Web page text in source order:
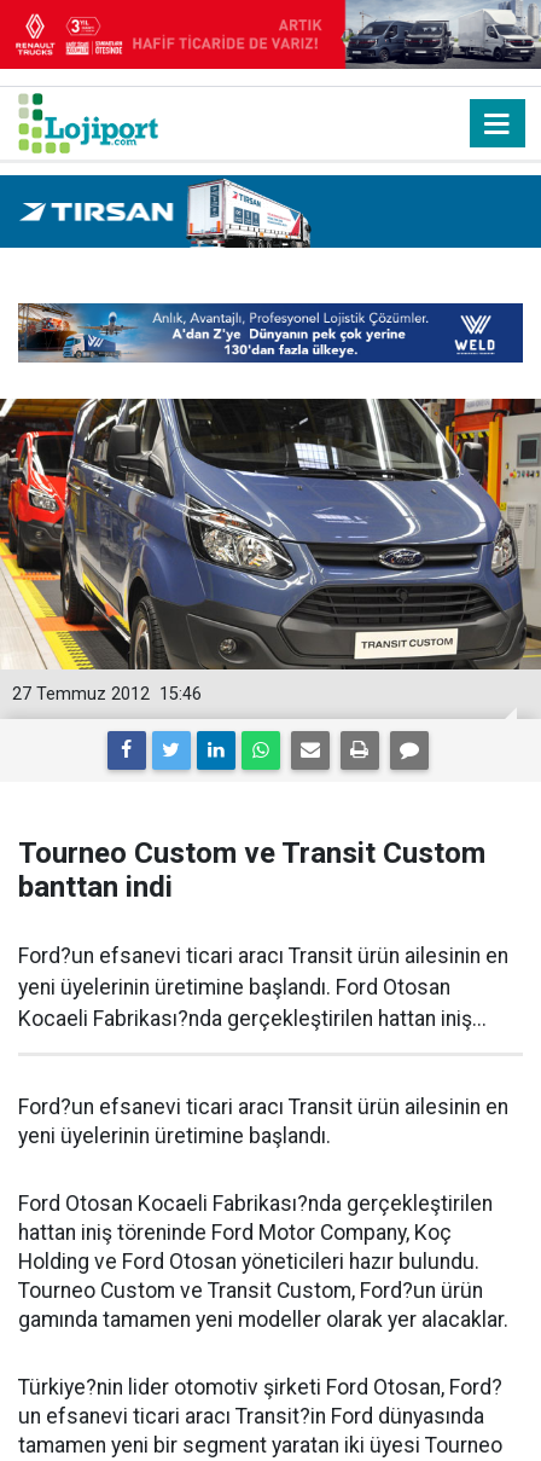
15:46
27 Temmuz 2012
Tourneo Custom ve Transit Custom
banttan indi
Ford?un efsanevi ticari aracı Transit ürün ailesinin en
yeni üyelerinin üretimine başlandı. Ford Otosan
Kocaeli Fabrikası?nda gerçekleştirilen hattan iniş...
Ford?un efsanevi ticari aracı Transit ürün ailesinin en
yeni üyelerinin üretimine başlandı.
Ford Otosan Kocaeli Fabrikası?nda gerçekleştirilen
hattan iniş töreninde Ford Motor Company, Koç
Holding ve Ford Otosan yöneticileri hazır bulundu.
Tourneo Custom ve Transit Custom, Ford?un ürün
gamında tamamen yeni modeller olarak yer alacaklar.
Türkiye?nin lider otomotiv şirketi Ford Otosan, Ford?
un efsanevi ticari aracı Transit?in Ford dünyasında
tamamen yeni bir segment yaratan iki üyesi Tourneo